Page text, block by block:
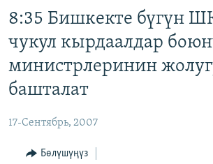
салыңыз
УКРАИНА
АТАЙЫН ИЛИКТӨӨ
БҮГҮН АЗАТТЫКТА
ЭКСПЕРТТЕР ТАЛДАЙТ
ПОДКАСТ
ӨЗГӨЧӨ ПИКИР
8:35 Бишкекте бүгүн
чукул кырдаалдар
министрлеринин
башталат
17-Сентябрь, 2007
Бөлүшүңүз